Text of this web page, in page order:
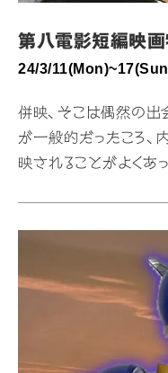
第八電影短編映
24/3/
併映、そこは偶然の出
が一般的だったころ
映されることがよくあ
時に観ること。それは
つなのではないかと思
たまたま併映されてい
ってきっとあったはず
それぞれまったく異な
上映することとした。